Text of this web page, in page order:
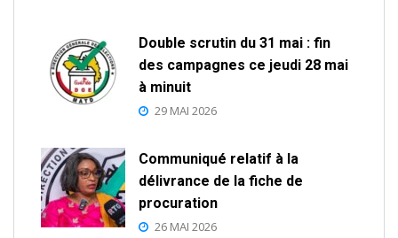
Double scrutin du 31 mai : fin
des campagnes ce jeudi 28 mai
à minuit
29 MAI 2026
Communiqué relatif à la
délivrance de la fiche de
procuration
26 MAI 2026